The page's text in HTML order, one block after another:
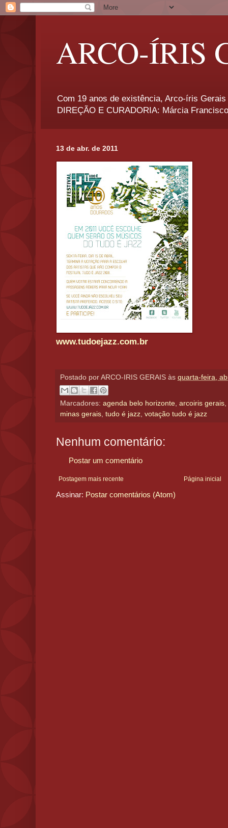
ARCO-ÍRIS
Com 19 anos de existência, Arco-íris
DIREÇÃO E CURADORIA: Márcia
13 de abr. de 2011
www.tudoejazz.com.br
Postado por ARCO-IRIS GERAIS às quarta-feira,
Marcadores: agenda belo horizonte arcoiris gerais
minas gerais tudo é jazz votação tudo é jazz
Nenhum comentário:
Postar um comentário
Postagem mais recente Página inicial
Assinar: Postar comentários (Atom)